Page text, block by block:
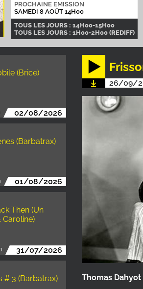
PROCHAINE EMISSION
SAMEDI 8 AOÛT 14H00
TOUS LES JOURS : 14H00-15H00
TOUS LES JOURS : 1H00-2H00 (REDIFF)
(Brice)
02/08/2026
(Barbatrax)
01/08/2026
Then (Un
Caroline)
31/07/2026
# 3 (Barbatrax)
26/09/
Thomas